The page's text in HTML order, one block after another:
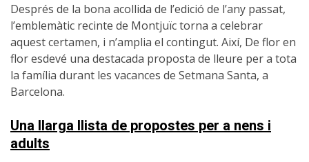
Després de la bona acollida de l’edició de l’any passat,
l’emblemàtic recinte de Montjuïc torna a celebrar
aquest certamen, i n’amplia el contingut. Així, De flor en
flor esdevé una destacada proposta de lleure per a tota
la família durant les vacances de Setmana Santa, a
Barcelona.
Una llarga llista de propostes per a nens i
adults